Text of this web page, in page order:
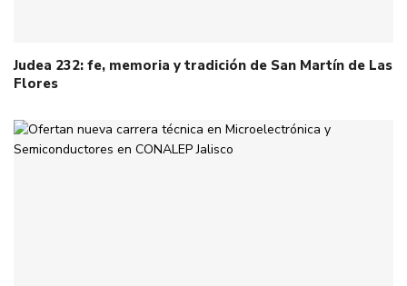
Judea 232: fe, memoria y tradición de San Martín de Las
Flores